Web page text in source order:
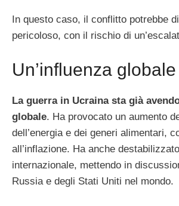
In questo caso, il conflitto potrebbe
pericoloso, con il rischio di
Un’influenza globale
La guerra in Ucraina sta già
globale. Ha provocato un aumento
dell’energia e dei generi alimentari,
all’inflazione. Ha anche
internazionale, mettendo in
Russia e degli Stati Uniti nel mondo.